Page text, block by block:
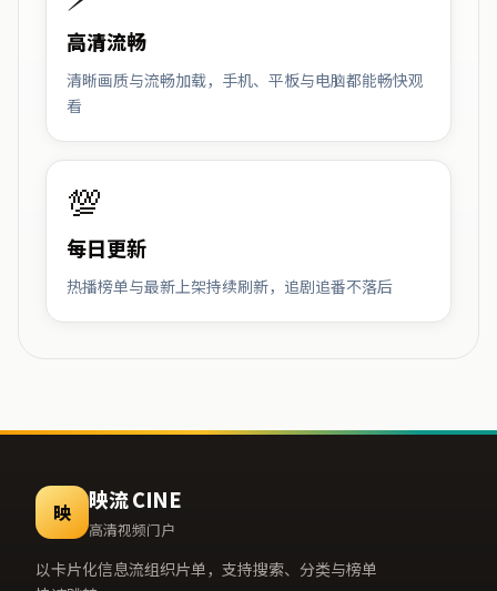
高清流畅
清晰画质与流畅加载，手机、平板与电脑都能畅快观
看
💯
每日更新
热播榜单与最新上架持续刷新，追剧追番不落后
映 映流 CINE
高清视频门户
以卡片化信息流组织片单，支持搜索、分类与榜单